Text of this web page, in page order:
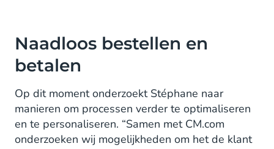
Naadloos bestellen en
betalen
Op dit moment onderzoekt Stéphane naar
manieren om processen verder te optimaliseren
en te personaliseren. “Samen met CM.com
onderzoeken wij mogelijkheden om het de klant